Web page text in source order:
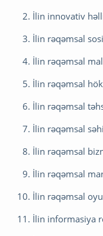
İlin innovativ
İlin rəqəmsal
İlin rəqəmsal
İlin rəqəmsal
İlin rəqəmsal
İlin rəqəmsal
İlin rəqəmsal
İlin rəqəmsal
İlin rəqəmsal
İlin informasiya